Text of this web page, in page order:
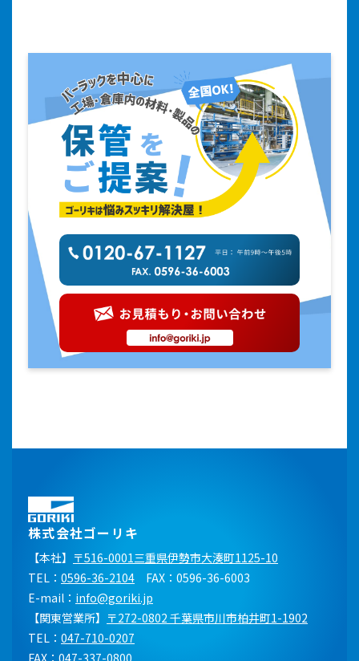
株式会社ゴーリキ
【本社】 〒516-0001三重県伊勢市大湊町1125-10
TEL： 0596-36-2104 FAX：0596-36-6003
E-mail： info@goriki.jp
【関東営業所】 〒272-0802 千葉県市川市柏井町1-1902
TEL： 047-710-0207
FAX：047-337-0800